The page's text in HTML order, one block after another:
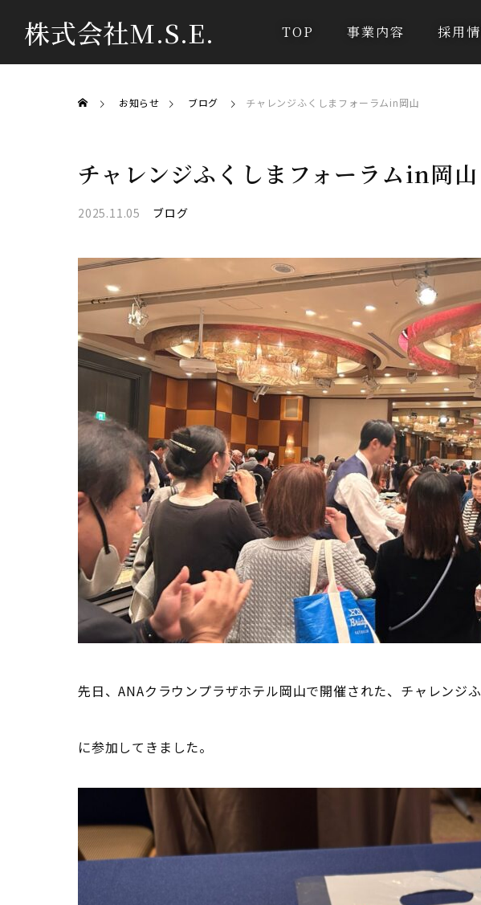
株式会社M.S.E. TOP 事業内容 採用
お知らせ ブログ チャレンジふくしまフォーラムin岡山
チャレンジふくしまフォーラムin岡山
2025.11.05 ブログ
先日、ANAクラウンプラザホテル岡山で開催された、チャレンジ
に参加してきました。